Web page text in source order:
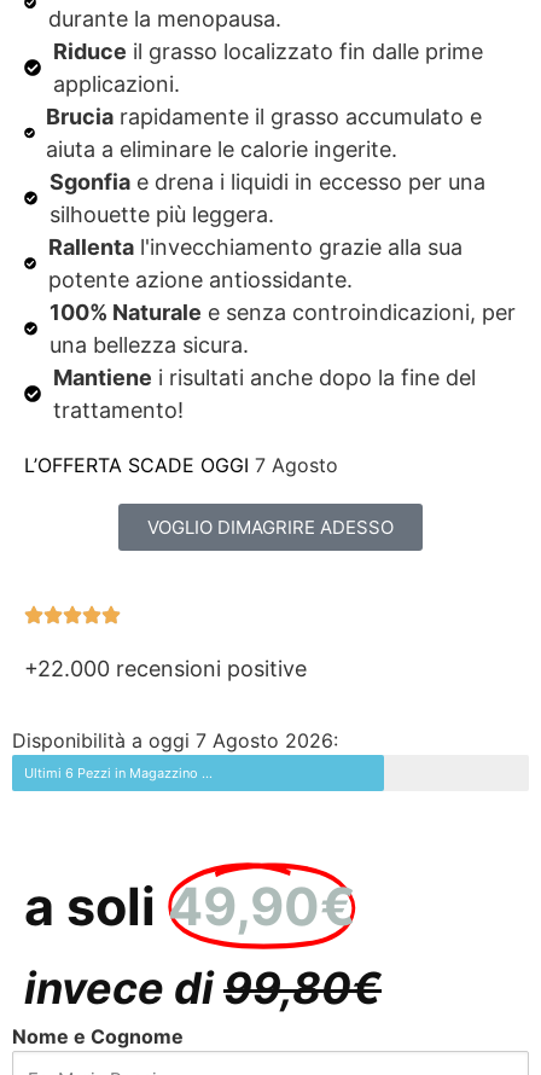
durante la menopausa.
Riduce il grasso localizzato fin dalle prime
applicazioni.
Brucia rapidamente il grasso accumulato e
aiuta a eliminare le calorie ingerite.
Sgonfiae drena i liquidi in eccesso per una
silhouette più leggera.
Rallental'invecchiamento grazie alla sua
potente azione antiossidante.
100% Naturale e senza controindicazioni, per
una bellezza sicura.
Mantiene i risultati anche dopo la fine del
trattamento!
L’OFFERTA SCADE OGGI 7 Agosto
VOGLIO DIMAGRIRE ADESSO
+22.000 recensioni positive
Disponibilità a oggi 7 Agosto 2026:
Ultimi 6 Pezzi in Magazzino ...
a soli 49,90€
invece di99,80€
Nome e Cognome